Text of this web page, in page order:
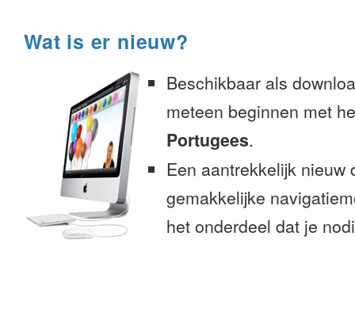
Wat is er nieuw?
Beschikbaar als
meteen beginnen met
Portugees.
Een aantrekkelijk nieuw
gemakkelijke
het onderdeel dat je